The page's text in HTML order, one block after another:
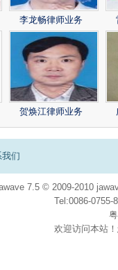
李龙畅律师业务
贺焕江律师业务
们
7.5 © 2009-2010
Tel:0086-
欢迎访问本站